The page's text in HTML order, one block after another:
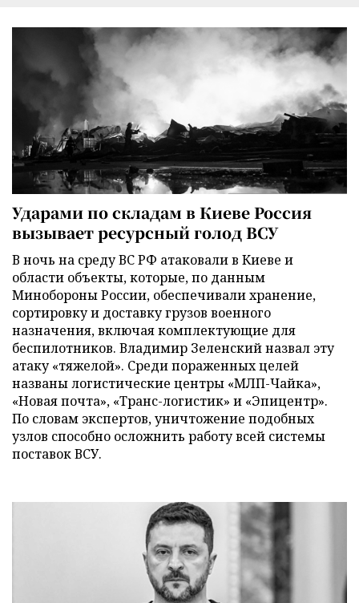
Ударами по складам в Киеве Россия
вызывает ресурсный голод ВСУ
В ночь на среду ВС РФ атаковали в Киеве и
области объекты, которые, по данным
Минобороны России, обеспечивали хранение,
сортировку и доставку грузов военного
назначения, включая комплектующие для
беспилотников. Владимир Зеленский назвал эту
атаку «тяжелой». Среди пораженных целей
названы логистические центры «МЛП-Чайка»,
«Новая почта», «Транс-логистик» и «Эпицентр».
По словам экспертов, уничтожение подобных
узлов способно осложнить работу всей системы
поставок ВСУ.